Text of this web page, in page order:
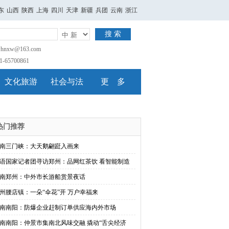
山西 陕西 上海 四川 天津 新疆 兵团 云南 浙江
搜 索
65700861
文化旅游 社会与法 更 多
门推荐
三门峡：大天鹅翩跹入画来
国家记者团寻访郑州：品网红茶饮 看智能制造
郑州：中外市长游船赏景夜话
腰店镇：一朵“伞花”开 万户幸福来
南阳：防爆企业赶制订单供应海内外市场
南阳：仲景市集南北风味交融 撬动“舌尖经济